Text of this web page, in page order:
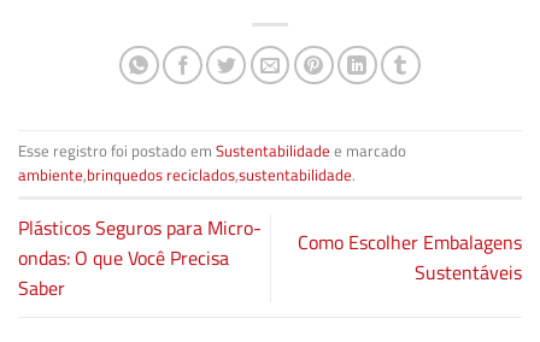
Esse registro foi postado em Sustentabilidade e marcado
ambiente,brinquedos reciclados,sustentabilidade.
Plásticos Seguros para Micro-
ondas: O que Você Precisa
Saber
Como Escolher Embalagens
Sustentáveis